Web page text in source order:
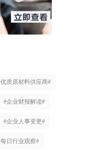
质原材料供应商#
#企业财报解读#
#企业人事变更#
日行业观察#